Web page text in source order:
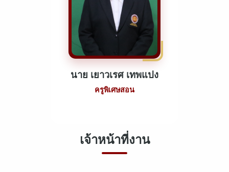
นาย เยาวเรศ เทพแปง
ครูพิเศษสอน
เจ้าหน้าที่งาน